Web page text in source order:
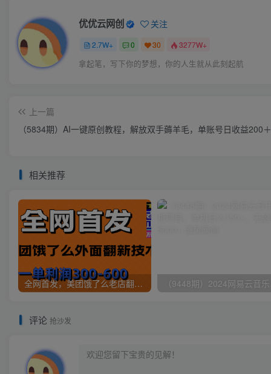
优优云网创 关注
2.7W+ 0 30 3277W+
拿起笔，写下你的梦想，你的人生就从此刻起航
上一篇
（5834期）AI一键原创教程，解放双手薅羊毛，单账号日收益200＋
相关推荐
全网首发，美团饿了么老店翻新最新技术，一单利润300-600
评论 抢沙发